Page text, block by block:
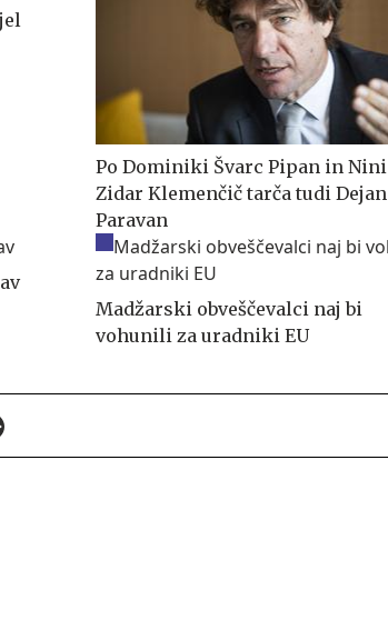
Po Dominiki Švarc Pipan in Nini
Zidar Klemenčič tarča tudi Dejan
Paravan
Madžarski obveščevalci naj bi
vohunili za uradniki EU